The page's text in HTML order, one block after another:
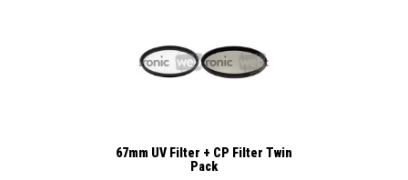
67mm UV Filter + CP Filter Twin
Pack